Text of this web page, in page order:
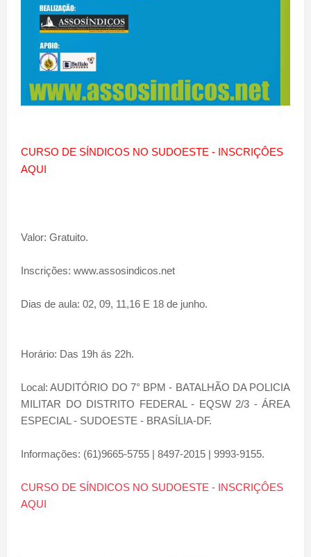
CURSO DE SÍNDICOS NO SUDOESTE - INSCRIÇÔES
AQUI
Valor: Gratuito.
Inscrições: www.assosindicos.net
Dias de aula: 02, 09, 11,16 E 18 de junho.
Horário: Das 19h ás 22h.
Local: AUDITÓRIO DO 7° BPM - BATALHÃO DA POLICIA
MILITAR DO DISTRITO FEDERAL - EQSW 2/3 - ÁREA
ESPECIAL - SUDOESTE - BRASÍLIA-DF.
Informações: (61)9665-5755 | 8497-2015 | 9993-9155.
CURSO DE SÍNDICOS NO SUDOESTE - INSCRIÇÔES
AQUI